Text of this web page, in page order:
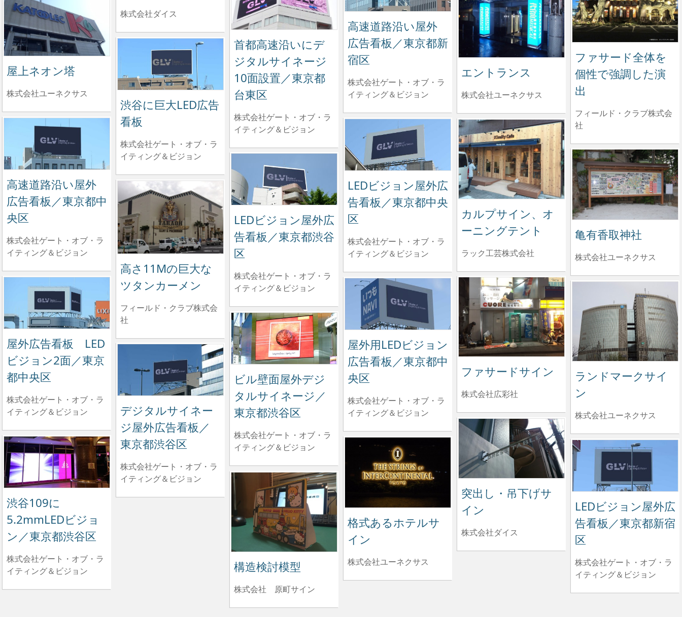
株式会社ダイス
高速道路沿い屋外
広告看板／東京都新
宿区
株式会社ゲート・オブ・ラ
イティング＆ビジョン
ファサード全体を
個性で強調した演
出
フィールド・クラブ株式会
社
屋上ネオン塔
株式会社ユーネクサス
首都高速沿いにデ
ジタルサイネージ
10面設置／東京都
台東区
株式会社ゲート・オブ・ラ
イティング＆ビジョン
エントランス
株式会社ユーネクサス
渋谷に巨大LED広告
看板
株式会社ゲート・オブ・ラ
イティング＆ビジョン
高速道路沿い屋外
広告看板／東京都中
央区
株式会社ゲート・オブ・ラ
イティング＆ビジョン
LEDビジョン屋外広
告看板／東京都中央
区
株式会社ゲート・オブ・ラ
イティング＆ビジョン
カルプサイン、オ
ーニングテント
ラック工芸株式会社
亀有香取神社
株式会社ユーネクサス
LEDビジョン屋外広
告看板／東京都渋谷
区
株式会社ゲート・オブ・ラ
イティング＆ビジョン
高さ11Mの巨大な
ツタンカーメン
フィールド・クラブ株式会
社
屋外広告看板 LED
ビジョン2面／東京
都中央区
株式会社ゲート・オブ・ラ
イティング＆ビジョン
ファサードサイン
株式会社広彩社
屋外用LEDビジョン
広告看板／東京都中
央区
株式会社ゲート・オブ・ラ
イティング＆ビジョン
ランドマークサイ
ン
株式会社ユーネクサス
ビル壁面屋外デジ
タルサイネージ／
東京都渋谷区
株式会社ゲート・オブ・ラ
イティング＆ビジョン
デジタルサイネー
ジ屋外広告看板／
東京都渋谷区
株式会社ゲート・オブ・ラ
イティング＆ビジョン
突出し・吊下げサ
イン
株式会社ダイス
渋谷109に
5.2mmLEDビジョ
ン／東京都渋谷区
株式会社ゲート・オブ・ラ
イティング＆ビジョン
格式あるホテルサ
イン
株式会社ユーネクサス
LEDビジョン屋外広
告看板／東京都新宿
区
株式会社ゲート・オブ・ラ
イティング＆ビジョン
構造検討模型
株式会社 原町サイン